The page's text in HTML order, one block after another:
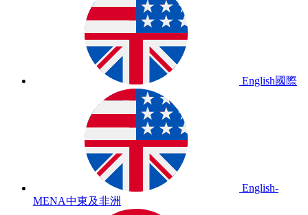
English國際
English-
MENA中東及非洲